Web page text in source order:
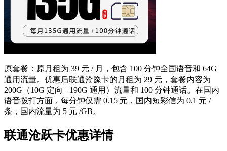
原套餐：原月租为 39 元 / 月，包含 100 分钟全国语音和 64G
通用流量。优惠后联通沧豫卡的月租为 29 元，套餐内容为
200G（10G 定向 +190G 通用）流量和 100 分钟通话。在国内
语音拨打方面，每分钟仅需 0.15 元，国内短彩信为 0.1 元 /
条，国内流量为 5 元 /GB。
联通沧跃卡优惠详情